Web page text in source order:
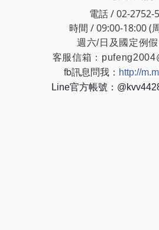
電話 / 02-2752-
時間 / 09:00-18:00 (
週六/日及國定例
客服信箱：
fb訊息問我： http://
Line官方帳號：